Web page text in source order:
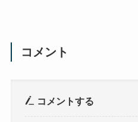
コメント
コメントする